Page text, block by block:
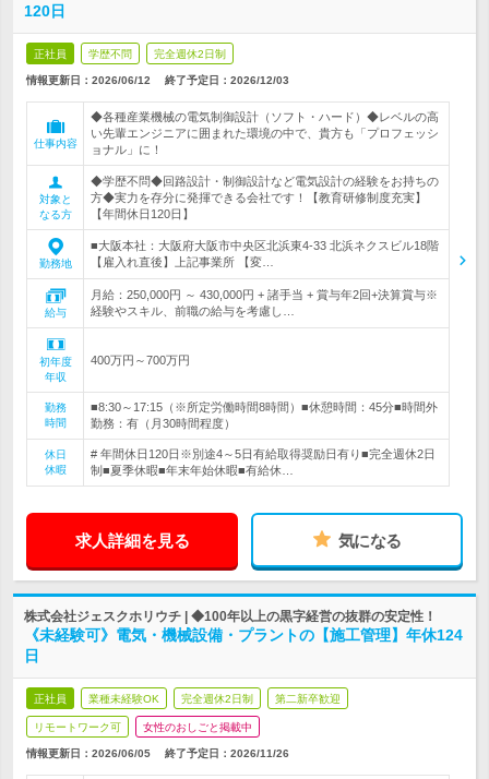
120日
正社員 学歴不問 完全週休2日制
情報更新日：2026/06/12 終了予定日： 2026/12/03
仕事内容
◆各種産業機械の電気制御設計（ソフト・ハード）◆レベルの高
い先輩エンジニアに囲まれた環境の中で、貴方も「プロフェッシ
ョナル」に！
対象と
なる方
◆学歴不問◆回路設計・制御設計など電気設計の経験をお持ちの
方◆実力を存分に発揮できる会社です！【教育研修制度充実】
【年間休日120日】
勤務地
■大阪本社：大阪府大阪市中央区北浜東4-33 北浜ネクスビル18階
【雇入れ直後】上記事業所 【変…
給与
月給：250,000円 ～ 430,000円 + 諸手当 + 賞与年2回+決算賞与※
経験やスキル、前職の給与を考慮し…
初年度
年収
400万円～700万円
勤務
時間
■8:30～17:15（※所定労働時間8時間）■休憩時間：45分■時間外
勤務：有（月30時間程度）
休日
休暇
# 年間休日120日※別途4～5日有給取得奨励日有り■完全週休2日
制■夏季休暇■年末年始休暇■有給休…
求人詳細を見る 気になる
株式会社ジェスクホリウチ | ◆100年以上の黒字経営の抜群の安定性！
《未経験可》電気・機械設備・プラントの【施工管理】年休124
日
正社員 業種未経験OK 完全週休2日制 第二新卒歓迎
リモートワーク可 女性のおしごと掲載中
情報更新日：2026/06/05 終了予定日： 2026/11/26